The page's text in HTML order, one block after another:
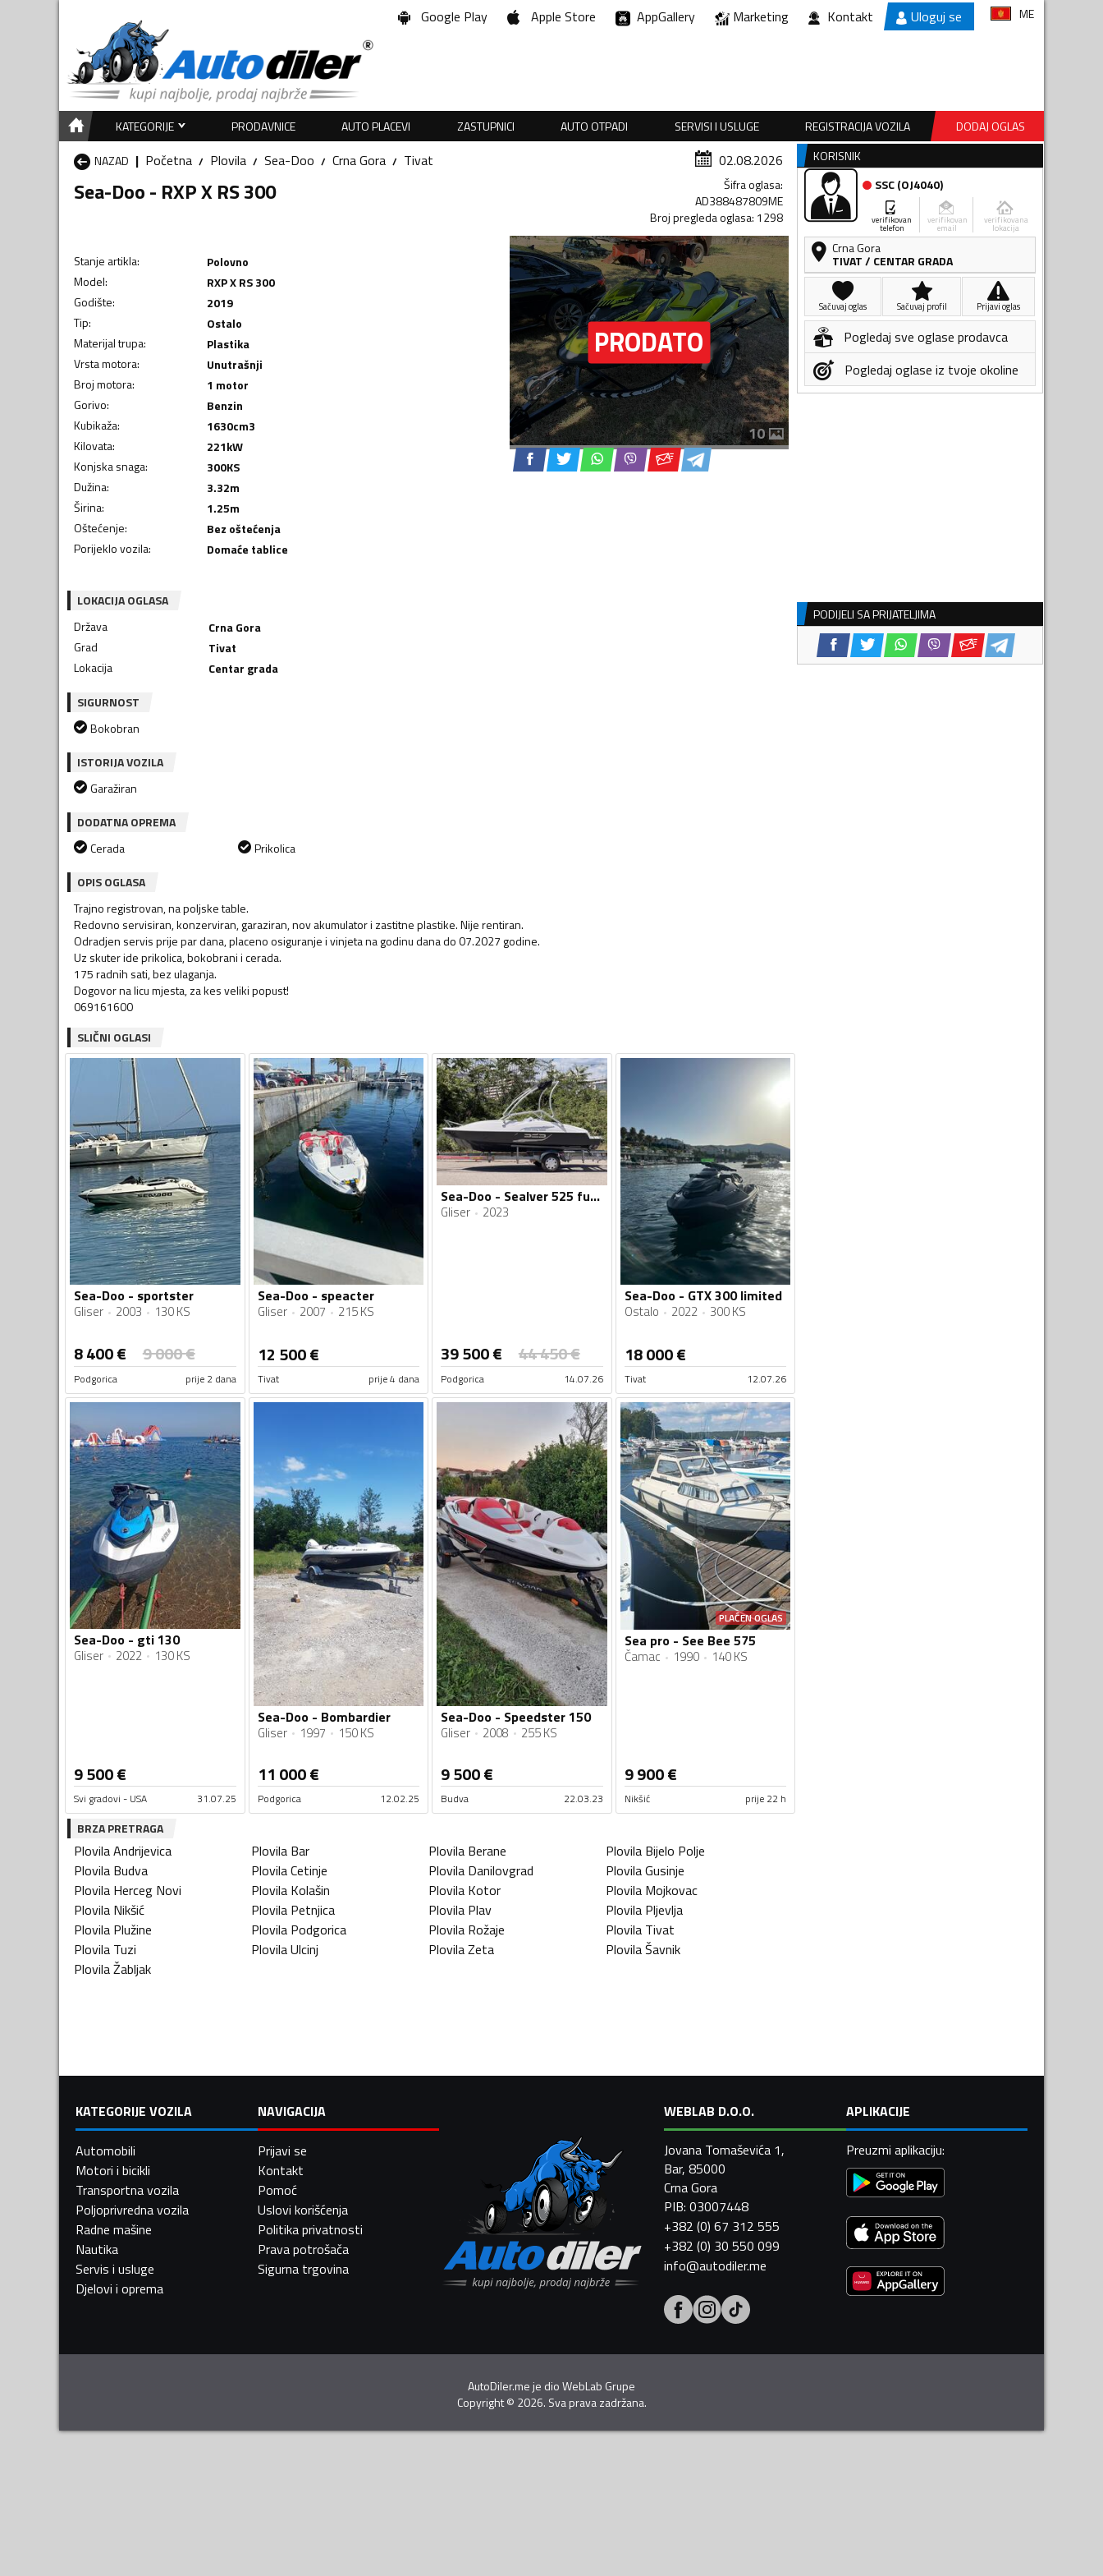
Google Play Apple Store AppGallery Marketing Kontakt Uloguj se ME
KATEGORIJE PRODAVNICE AUTO PLACEVI ZASTUPNICI AUTO OTPADI SERVISI I USLUGE REGISTRACIJA VOZILA
DODAJ OGLAS
NAZAD
Početna Plovila Sea-Doo Crna Gora Tivat 02.08.2026
Sea-Doo - RXP X RS 300 Šifra oglasa:
AD388487809ME
Broj pregleda oglasa: 1298
Stanje artikla:
Polovno
Model:
RXP X RS 300
Godište:
2019
Tip:
Ostalo
Materijal trupa:
Plastika
Vrsta motora:
Unutrašnji
Broj motora:
1 motor
Gorivo:
Benzin
Kubikaža: 1630cm3
Kilovata: 221kW
Konjska snaga: 300KS
Dužina: 3.32m
Širina: 1.25m
Oštećenje:
Bez oštećenja
Porijeklo vozila: Domaće tablice
10
LOKACIJA OGLASA
Država
Crna Gora
Grad
Tivat
Lokacija
Centar grada
SIGURNOST
Bokobran
ISTORIJA VOZILA
Garažiran
DODATNA OPREMA
Cerada
Prikolica
OPIS OGLASA
Trajno registrovan, na poljske table.
Redovno servisiran, konzerviran, garaziran, nov akumulator i zastitne plastike. Nije rentiran.
Odradjen servis prije par dana, placeno osiguranje i vinjeta na godinu dana do 07.2027 godine.
Uz skuter ide prikolica, bokobrani i cerada.
175 radnih sati, bez ulaganja.
Dogovor na licu mjesta, za kes veliki popust!
069161600
SLIČNI OGLASI
Sea-Doo - sportster
Gliser 2003 130 KS
8 400€ 9 000€
Podgorica prije 2 dana
Sea-Doo - speacter
Gliser 2007 215 KS
12 500€
Tivat prije 4 dana
Sea-Doo - Sealver 525 full wake
Gliser 2023
39 500€ 44 450€
Podgorica 14.07.26
Sea-Doo - GTX 300 limited
Ostalo 2022 300 KS
18 000€
Tivat 12.07.26
Sea-Doo - gti 130
Gliser 2022 130 KS
9 500€
Svi gradovi - USA 31.07.25
Sea-Doo - Bombardier
Gliser 1997 150 KS
11 000€
Podgorica 12.02.25
Sea-Doo - Speedster 150
Gliser 2008 255 KS
9 500€
Budva 22.03.23
PLAĆEN OGLAS
Sea pro - See Bee 575
Čamac 1990 140 KS
9 900€
Nikšić prije 22 h
BRZA PRETRAGA
PlovilaAndrijevica Plovila Bar Plovila Berane Plovila Bijelo Polje
Plovila Budva PlovilaCetinje Plovila Danilovgrad PlovilaGusinje
Plovila Herceg Novi Plovila Kolašin Plovila Kotor Plovila Mojkovac
Plovila Nikšić Plovila Petnjica Plovila Plav Plovila Pljevlja
Plovila Plužine Plovila Podgorica Plovila Rožaje Plovila Tivat
Plovila Tuzi PlovilaUlcinj PlovilaZeta PlovilaŠavnik
PlovilaŽabljak
KORISNIK
SSC(OJ4040)
verifikovan
telefon
verifikovan
email
verifikovana
lokacija
Crna Gora
TIVAT/ CENTAR GRADA
Sačuvaj oglas Sačuvaj profil Prijavi oglas
Pogledaj sve oglase prodavca
Pogledaj oglase iz tvoje okoline
PODIJELI SA PRIJATELJIMA
KATEGORIJE VOZILA
Automobili
Motori i bicikli
Transportna vozila
Poljoprivredna vozila
Radne mašine
Nautika
Servis i usluge
Djelovi i oprema
NAVIGACIJA
Prijavi se
Kontakt
Pomoć
Uslovi korišćenja
Politika privatnosti
Prava potrošača
Sigurna trgovina
WEBLAB D.O.O.
Jovana Tomaševića 1,
Bar, 85000
Crna Gora
PIB: 03007448
+382 (0) 67 312 555
+382 (0) 30 550 099
info@autodiler.me
APLIKACIJE
Preuzmi aplikaciju:
AutoDiler.me je dioWebLab Grupe
Copyright© 2026. Sva prava zadržana.